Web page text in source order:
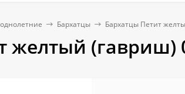
Бархатцы Бархатцы Петит
желтый (гавриш)